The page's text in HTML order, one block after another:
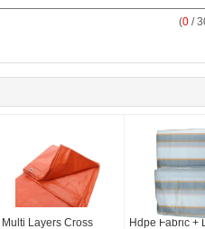
(0 /
Multi Layers Cross
Hdpe Fabric +